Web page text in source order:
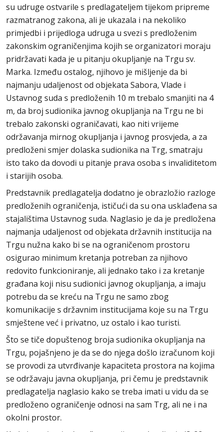
su udruge ostvarile s predlagateljem tijekom pripreme
razmatranog zakona, ali je ukazala i na nekoliko
primjedbi i prijedloga udruga u svezi s predloženim
zakonskim ograničenjima kojih se organizatori moraju
pridržavati kada je u pitanju okupljanje na Trgu sv.
Marka. Između ostalog, njihovo je mišljenje da bi
najmanju udaljenost od objekata Sabora, Vlade i
Ustavnog suda s predloženih 10 m trebalo smanjiti na 4
m, da broj sudionika javnog okupljanja na Trgu ne bi
trebalo zakonski ograničavati, kao niti vrijeme
održavanja mirnog okupljanja i javnog prosvjeda, a za
predloženi smjer dolaska sudionika na Trg, smatraju
isto tako da dovodi u pitanje prava osoba s invaliditetom
i starijih osoba.
Predstavnik predlagatelja dodatno je obrazložio razloge
predloženih ograničenja, ističući da su ona usklađena sa
stajalištima Ustavnog suda. Naglasio je da je predložena
najmanja udaljenost od objekata državnih institucija na
Trgu nužna kako bi se na ograničenom prostoru
osigurao minimum kretanja potreban za njihovo
redovito funkcioniranje, ali jednako tako i za kretanje
građana koji nisu sudionici javnog okupljanja, a imaju
potrebu da se kreću na Trgu ne samo zbog
komunikacije s državnim institucijama koje su na Trgu
smještene već i privatno, uz ostalo i kao turisti.
Što se tiče dopuštenog broja sudionika okupljanja na
Trgu, pojašnjeno je da se do njega došlo izračunom koji
se provodi za utvrđivanje kapaciteta prostora na kojima
se održavaju javna okupljanja, pri čemu je predstavnik
predlagatelja naglasio kako se treba imati u vidu da se
predloženo ograničenje odnosi na sam Trg, ali ne i na
okolni prostor.